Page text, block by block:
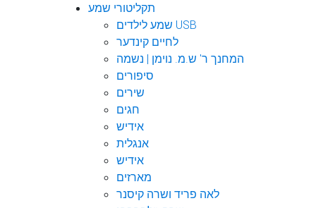
תקליטורי שמע
שמע לילדים USB
לחיים קינדער
המחנך ר' ש.מ. נוימן | נשמה
סיפורים
שירים
חגים
אידיש
אנגלית
אידיש
מארזים
לאה פריד ושרה קיסנר